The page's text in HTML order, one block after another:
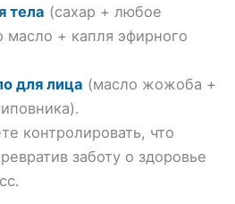
тела (сахар + любое
масло + капля эфирного
для лица (масло жожоба +
контролировать, что
заботу о здоровье